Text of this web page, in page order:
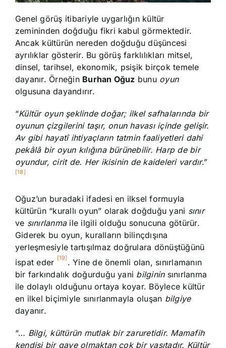
Genel görüş itibariyle uygarlığın kültür
zemininden doğduğu fikri kabul görmektedir.
Ancak kültürün nereden doğduğu düşüncesi
ayrılıklar gösterir. Bu görüş farklılıkları mitsel,
dinsel, tarihsel, ekonomik, psişik birçok temele
dayanır. Örneğin Burhan Oğuz bunu oyun
olgusuna dayandırır.
“Kültür oyun şeklinde doğar; ilkel safhalarında bir
oyunun çizgilerini taşır, onun havası içinde gelişir.
Av gibi hayatî ihtiyaçların tatmin faaliyetleri dahi
pekâlâ bir oyun kılığına bürünebilir. Harp de bir
oyundur, cirit de. Her ikisinin de kaideleri vardır.”
[18]
Oğuz’un buradaki ifadesi en ilksel formuyla
kültürün “kurallı oyun” olarak doğduğu yani sınır
ve sınırlanmaile ilgili olduğu sonucuna götürür.
Giderek bu oyun, kuralların bilinçdışına
yerleşmesiyle tartışılmaz doğrulara dönüştüğünü
ispat eder [19] . Yine de önemli olan, sınırlamanın
bir farkındalık doğurduğu yani bilgininsınırlanma
ile dolaylı olduğunu ortaya koyar. Böylece kültür
en ilkel biçimiyle sınırlanmayla oluşan bilgiye
dayanır.
“… Bilgi, kültürün mutlak bir zaruretidir. Mamafih
kendisi bir gaye olmaktan çok bir vasıtadır. Kültür